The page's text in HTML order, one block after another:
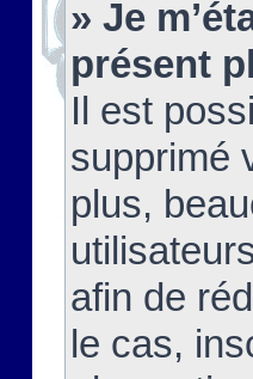
» Je
présent
Il est
supprimé
plus,
afin de
le cas,